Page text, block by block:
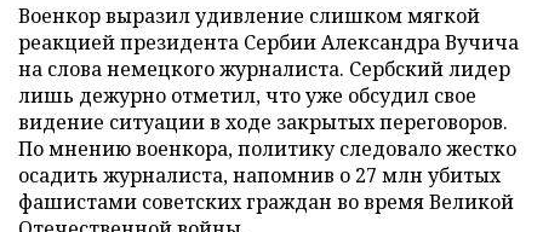
Военкор выразил удивление слишком мягкой
реакцией президента Сербии Александра Вучича
на слова немецкого журналиста. Сербский лидер
лишь дежурно отметил, что уже обсудил свое
видение ситуации в ходе закрытых переговоров.
По мнению военкора, политику следовало жестко
осадить журналиста, напомнив о 27 млн убитых
фашистами советских граждан во время Великой